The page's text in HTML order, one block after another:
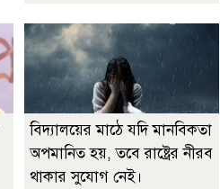
বিদ্যালয়ের মাঠে যদি মানবিকতা
অপমানিত হয়, তবে রাষ্ট্রের নীরব
থাকার সুযোগ নেই।